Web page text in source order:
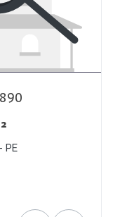
PE